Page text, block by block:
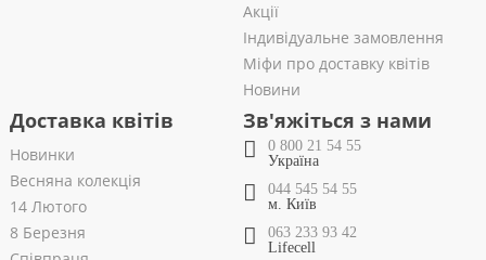
Акції
Індивідуальне замовлення
Міфи про доставку квітів
Новини
Доставка квітів
Новинки
Весняна колекція
14 Лютого
8 Березня
Зв'яжіться з нами
0 800 21 54 55
Україна
044 545 54 55
м. Київ
063 233 93 42
Lifecell